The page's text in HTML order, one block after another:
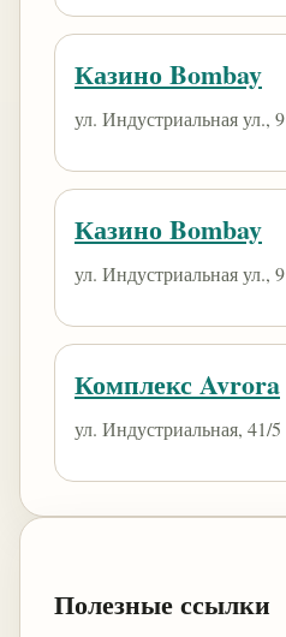
​Казино Bombay
ул. Индустриальная ул., 9
​Казино Bombay
ул. Индустриальная ул., 9
Комплекс Avrora
ул. Индустриальная, 41/5
Полезные ссылки